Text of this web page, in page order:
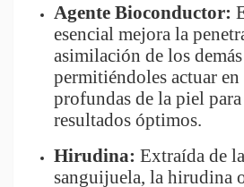
Agente Bioconductor:
esencial mejora la
asimilación de los
permitiéndoles actuar en
profundas de la piel
resultados óptimos.
Hirudina: Extraída de
sanguijuela, la hirudina